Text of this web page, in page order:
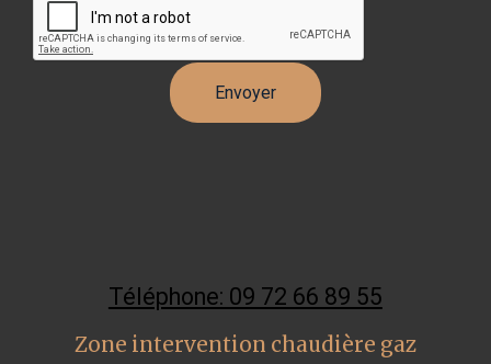
Téléphone: 09 72 66 89 55
Zone intervention chaudière gaz